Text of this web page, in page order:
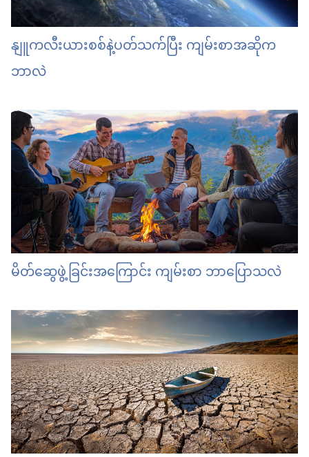
နျူကလီးယားစစ်နဲ့ပတ်သက်ပြီး ကျမ်းစာအဆိုက
ဘာလဲ
မိတ်ဆွေဖွဲ့ခြင်းအကြောင်း ကျမ်းစာ ဘာပြောသလဲ